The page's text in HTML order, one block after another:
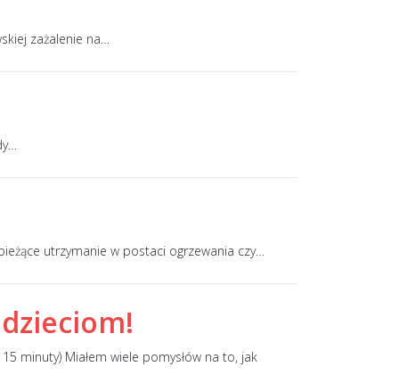
zażalenie na…
…
utrzymanie w postaci ogrzewania czy…
minuty) Miałem wiele pomysłów na to, jak